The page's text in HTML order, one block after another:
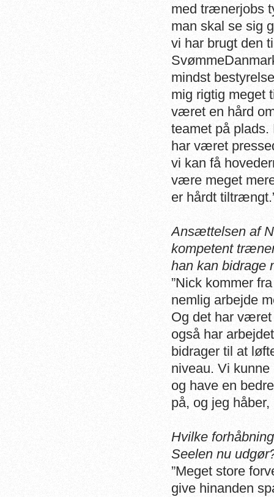
med trænerjobs
man skal se sig
vi har brugt den
mindst
mig rigtig meget
været en hård
teamet på
har været
vi kan få
være meget
er hårdt
Ansættelsen af
kompetent
han kan bidrage
”Nick kommer
nemlig arbejde
Og det har været
også har
bidrager til at
niveau. Vi
og have en
på, og jeg
Hvilke
Seelen nu
”Meget store
give hinanden